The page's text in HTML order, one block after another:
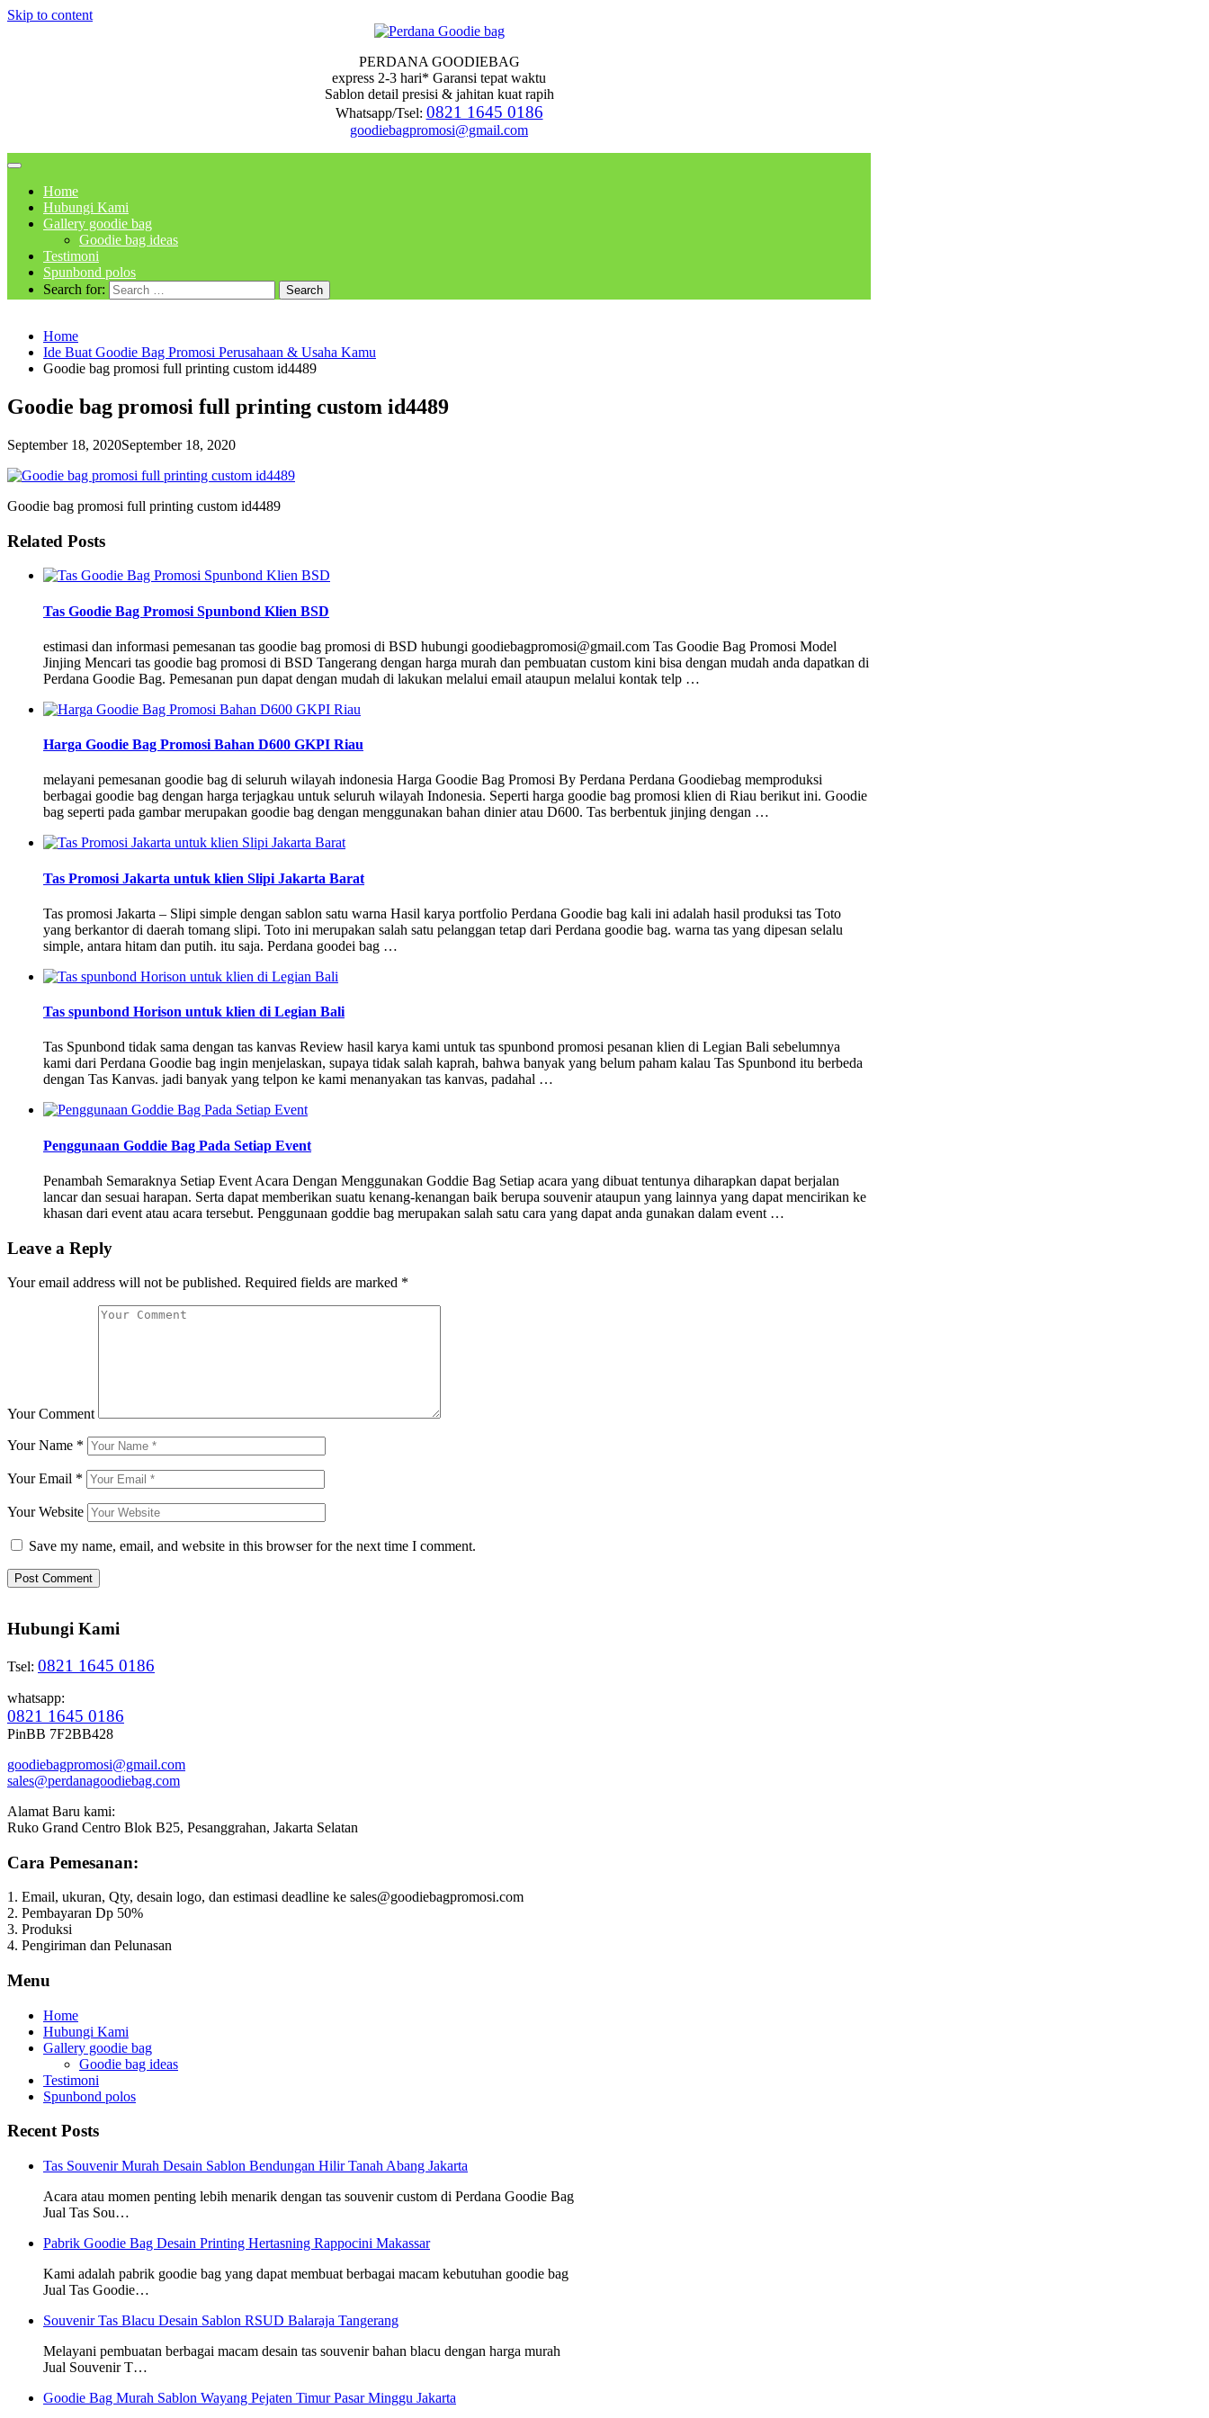
Skip to content
PERDANA GOODIEBAG
express 2-3 hari* Garansi tepat waktu
Sablon detail presisi & jahitan kuat rapih
Whatsapp/Tsel: 0821 1645 0186
goodiebagpromosi@gmail.com
Home
Hubungi Kami
Gallery goodie bag
Goodie bag ideas
Testimoni
Spunbond polos
Search for:
Home
Ide Buat Goodie Bag Promosi Perusahaan & Usaha Kamu
Goodie bag promosi full printing custom id4489
Goodie bag promosi full printing custom id4489
September 18, 2020September 18, 2020
Goodie bag promosi full printing custom id4489
Related Posts
Tas Goodie Bag Promosi Spunbond Klien BSD
estimasi dan informasi pemesanan tas goodie bag promosi di BSD hubungi goodiebagpromosi@gmail.com Tas Goodie Bag Promosi Model
Jinjing Mencari tas goodie bag promosi di BSD Tangerang dengan harga murah dan pembuatan custom kini bisa dengan mudah anda dapatkan di
Perdana Goodie Bag. Pemesanan pun dapat dengan mudah di lakukan melalui email ataupun melalui kontak telp …
Harga Goodie Bag Promosi Bahan D600 GKPI Riau
melayani pemesanan goodie bag di seluruh wilayah indonesia Harga Goodie Bag Promosi By Perdana Perdana Goodiebag memproduksi
berbagai goodie bag dengan harga terjagkau untuk seluruh wilayah Indonesia. Seperti harga goodie bag promosi klien di Riau berikut ini. Goodie
bag seperti pada gambar merupakan goodie bag dengan menggunakan bahan dinier atau D600. Tas berbentuk jinjing dengan …
Tas Promosi Jakarta untuk klien Slipi Jakarta Barat
Tas promosi Jakarta – Slipi simple dengan sablon satu warna Hasil karya portfolio Perdana Goodie bag kali ini adalah hasil produksi tas Toto
yang berkantor di daerah tomang slipi. Toto ini merupakan salah satu pelanggan tetap dari Perdana goodie bag. warna tas yang dipesan selalu
simple, antara hitam dan putih. itu saja. Perdana goodei bag …
Tas spunbond Horison untuk klien di Legian Bali
Tas Spunbond tidak sama dengan tas kanvas Review hasil karya kami untuk tas spunbond promosi pesanan klien di Legian Bali sebelumnya
kami dari Perdana Goodie bag ingin menjelaskan, supaya tidak salah kaprah, bahwa banyak yang belum paham kalau Tas Spunbond itu berbeda
dengan Tas Kanvas. jadi banyak yang telpon ke kami menanyakan tas kanvas, padahal …
Penggunaan Goddie Bag Pada Setiap Event
Penambah Semaraknya Setiap Event Acara Dengan Menggunakan Goddie Bag Setiap acara yang dibuat tentunya diharapkan dapat berjalan
lancar dan sesuai harapan. Serta dapat memberikan suatu kenang-kenangan baik berupa souvenir ataupun yang lainnya yang dapat mencirikan ke
khasan dari event atau acara tersebut. Penggunaan goddie bag merupakan salah satu cara yang dapat anda gunakan dalam event …
Leave a Reply
Your email address will not be published. Required fields are marked *
Your Comment
Your Name *
Your Email *
Your Website
Save my name, email, and website in this browser for the next time I comment.
Hubungi Kami
Tsel: 0821 1645 0186
whatsapp:
0821 1645 0186
PinBB 7F2BB428
goodiebagpromosi@gmail.com
sales@perdanagoodiebag.com
Alamat Baru kami:
Ruko Grand Centro Blok B25, Pesanggrahan, Jakarta Selatan
Cara Pemesanan:
1. Email, ukuran, Qty, desain logo, dan estimasi deadline ke sales@goodiebagpromosi.com
2. Pembayaran Dp 50%
3. Produksi
4. Pengiriman dan Pelunasan
Menu
Home
Hubungi Kami
Gallery goodie bag
Goodie bag ideas
Testimoni
Spunbond polos
Recent Posts
Tas Souvenir Murah Desain Sablon Bendungan Hilir Tanah Abang Jakarta
Acara atau momen penting lebih menarik dengan tas souvenir custom di Perdana Goodie Bag
Jual Tas Sou…
Pabrik Goodie Bag Desain Printing Hertasning Rappocini Makassar
Kami adalah pabrik goodie bag yang dapat membuat berbagai macam kebutuhan goodie bag
Jual Tas Goodie…
Souvenir Tas Blacu Desain Sablon RSUD Balaraja Tangerang
Melayani pembuatan berbagai macam desain tas souvenir bahan blacu dengan harga murah
Jual Souvenir T…
Goodie Bag Murah Sablon Wayang Pejaten Timur Pasar Minggu Jakarta